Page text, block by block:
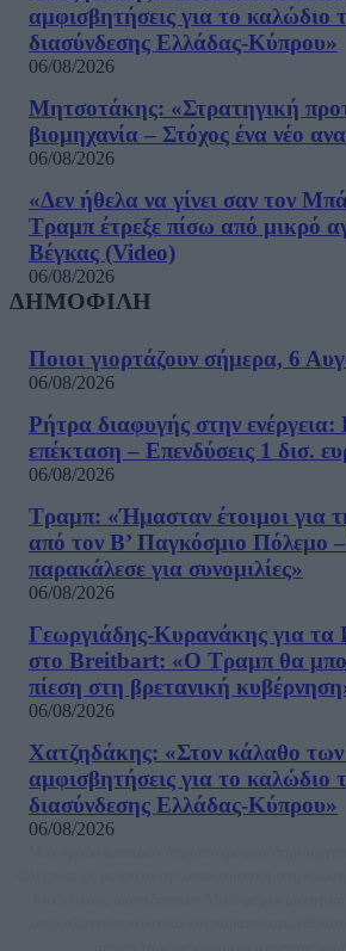
αμφισβητήσεις για το καλώδιο
διασύνδεσης Ελλάδας-Κύπρου»
06/08/2026
Μητσοτάκης: «Στρατηγική
βιομηχανία – Στόχος ένα νέο
06/08/2026
«Δεν ήθελα να γίνει σαν τον
Τραμπ έτρεξε πίσω από μικρό
Βέγκας (Video)
06/08/2026
ΔΗΜΟΦΙΛΗ
Ποιοι γιορτάζουν σήμερα, 6
06/08/2026
Ρήτρα διαφυγής στην
επέκταση – Επενδύσεις 1 δισ.
06/08/2026
Τραμπ: «Ήμασταν έτοιμοι για
από τον Β’ Παγκόσμιο Πόλεμο
παρακάλεσε για συνομιλίες»
06/08/2026
Γεωργιάδης-Κυρανάκης για
στο Breitbart: «Ο Τραμπ θα
πίεση στη βρετανική
06/08/2026
Χατζηδάκης: «Στον κάλαθο
αμφισβητήσεις για το καλώδιο
διασύνδεσης Ελλάδας-Κύπρου»
06/08/2026